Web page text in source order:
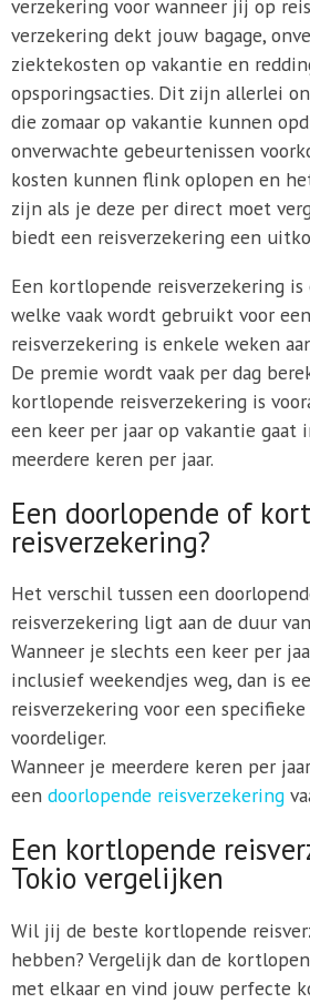
verzekering voor wanneer jij op
verzekering dekt jouw bagage,
ziektekosten op vakantie en
opsporingsacties. Dit zijn allerlei
die zomaar op vakantie kunnen
onverwachte gebeurtenissen
kosten kunnen flink oplopen en
zijn als je deze per direct moet
biedt een reisverzekering een
Een kortlopende reisverzekering
welke vaak wordt gebruikt voor
reisverzekering is enkele weken
De premie wordt vaak per dag
kortlopende reisverzekering is
een keer per jaar op vakantie gaat
meerdere keren per jaar.
Een doorlopende of
reisverzekering?
Het verschil tussen een
reisverzekering ligt aan de duur
Wanneer je slechts een keer per
inclusief weekendjes weg, dan is
reisverzekering voor een
voordeliger.
Wanneer je meerdere keren per
een doorlopende reisverzekering
Een kortlopende
Tokio vergelijken
Wil jij de beste kortlopende
hebben? Vergelijk dan de
met elkaar en vind jouw perfecte